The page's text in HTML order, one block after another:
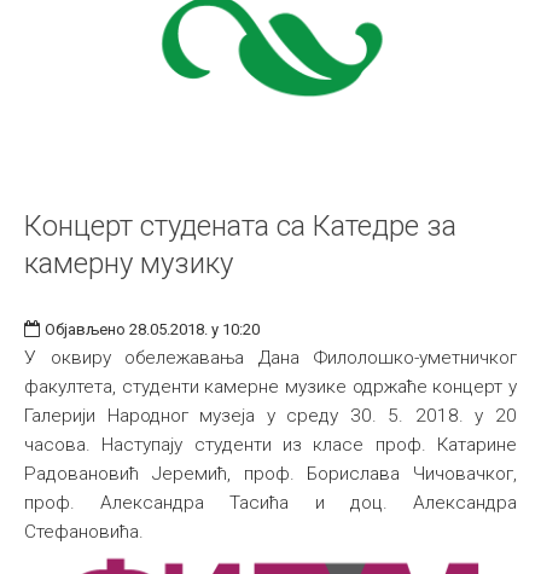
Концерт студената са Катедре за
камерну музику
Објављено 28.05.2018. у 10:20
У оквиру обележавања Дана Филолошко-уметничког
факултета, студенти камерне музике одржаће концерт у
Галерији Народног музеја у среду 30. 5. 2018. у 20
часова. Наступају студенти из класе проф. Катарине
Радовановић Јеремић, проф. Борислава Чичовачког,
проф. Александра Тасића и доц. Александра
Стефановића.